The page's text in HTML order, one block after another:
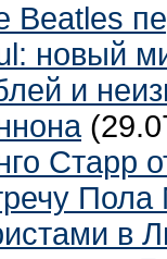
Beatles
новый
и
Старр
Пола
в